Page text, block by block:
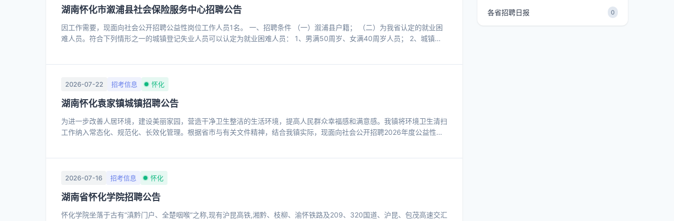
湖南怀化市溆浦县社会保险服务中心招聘公告
因工作需要，现面向社会公开招聘公益性岗位工作人员1名。 一、招聘条件 （一）溆浦县户籍； （二）为我省认定的就业困
难人员。符合下列情形之一的城镇登记失业人员可以认定为就业困难人员： 1、男满50周岁、女满40周岁人员； 2、城镇零
2026-07-22 招考信息 怀化
湖南怀化袁家镇城镇招聘公告
为进一步改善人居环境，建设美丽家园，营造干净卫生整洁的生活环境，提高人民群众幸福感和满意感。我镇将环境卫生清扫
工作纳入常态化、规范化、长效化管理。根据省市与有关文件精神，结合我镇实际，现面向社会公开招聘2026年度公益性岗
2026年7月25日。
2026-07-16 招考信息 怀化
湖南省怀化学院招聘公告
怀化学院坐落于古有“滇黔门户、全楚咽喉”之称,现有沪昆高铁,湘黔、枝柳、渝怀铁路及209、320国道、沪昆、包茂高速交汇
各省招聘日报 0